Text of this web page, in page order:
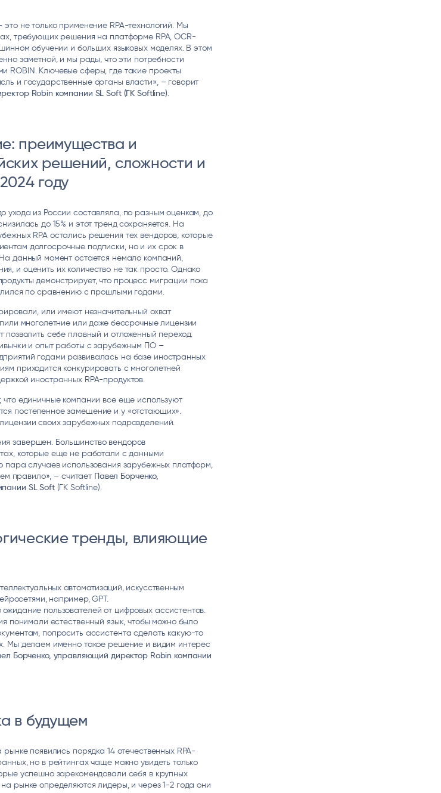
не только применение RPA-технологий. Мы
требующих решения на платформе RPA, OCR-
обучении и больших языковых моделях. В этом
заметной, и мы рады, что эти потребности
ROBIN. Ключевые сферы, где такие проекты
и государственные органы власти», – говорит
Robin компании SL Soft (ГК Softline).
преимущества и
решений, сложности и
году
ухода из России составляла, по разным оценкам, до
до 15% и этот тренд сохраняется. На
RPA остались решения тех вендоров, которые
долгосрочные подписки, но и их срок в
данный момент остается немало компаний,
и оценить их количество не так просто. Однако
демонстрирует, что процесс миграции пока
по сравнению с прошлыми годами.
или имеют незначительный охват
многолетние или даже бессрочные лицензии
позволить себе плавный и отложенный переход.
и опыт работы с зарубежным ПО –
годами развивалась на базе иностранных
приходится конкурировать с многолетней
иностранных RPA-продуктов.
единичные компании все еще используют
постепенное замещение и у «отстающих».
своих зарубежных подразделений.
завершен. Большинство вендоров
которые еще не работали с данными
пара случаев использования зарубежных платформ,
правило», – считает Павел Борченко,
SL Soft(ГК Softline).
тренды, влияющие
автоматизаций, искусственным
например, GPT.
пользователей от цифровых ассистентов.
понимали естественный язык, чтобы можно было
попросить ассистента сделать какую-то
Мы делаем именно такое решение и видим интерес
Борченко, управляющий директор Robin компании
в будущем
появились порядка 14 отечественных RPA-
но в рейтингах чаще можно увидеть только
успешно зарекомендовали себя в крупных
рынке определяются лидеры, и через 1-2 года они